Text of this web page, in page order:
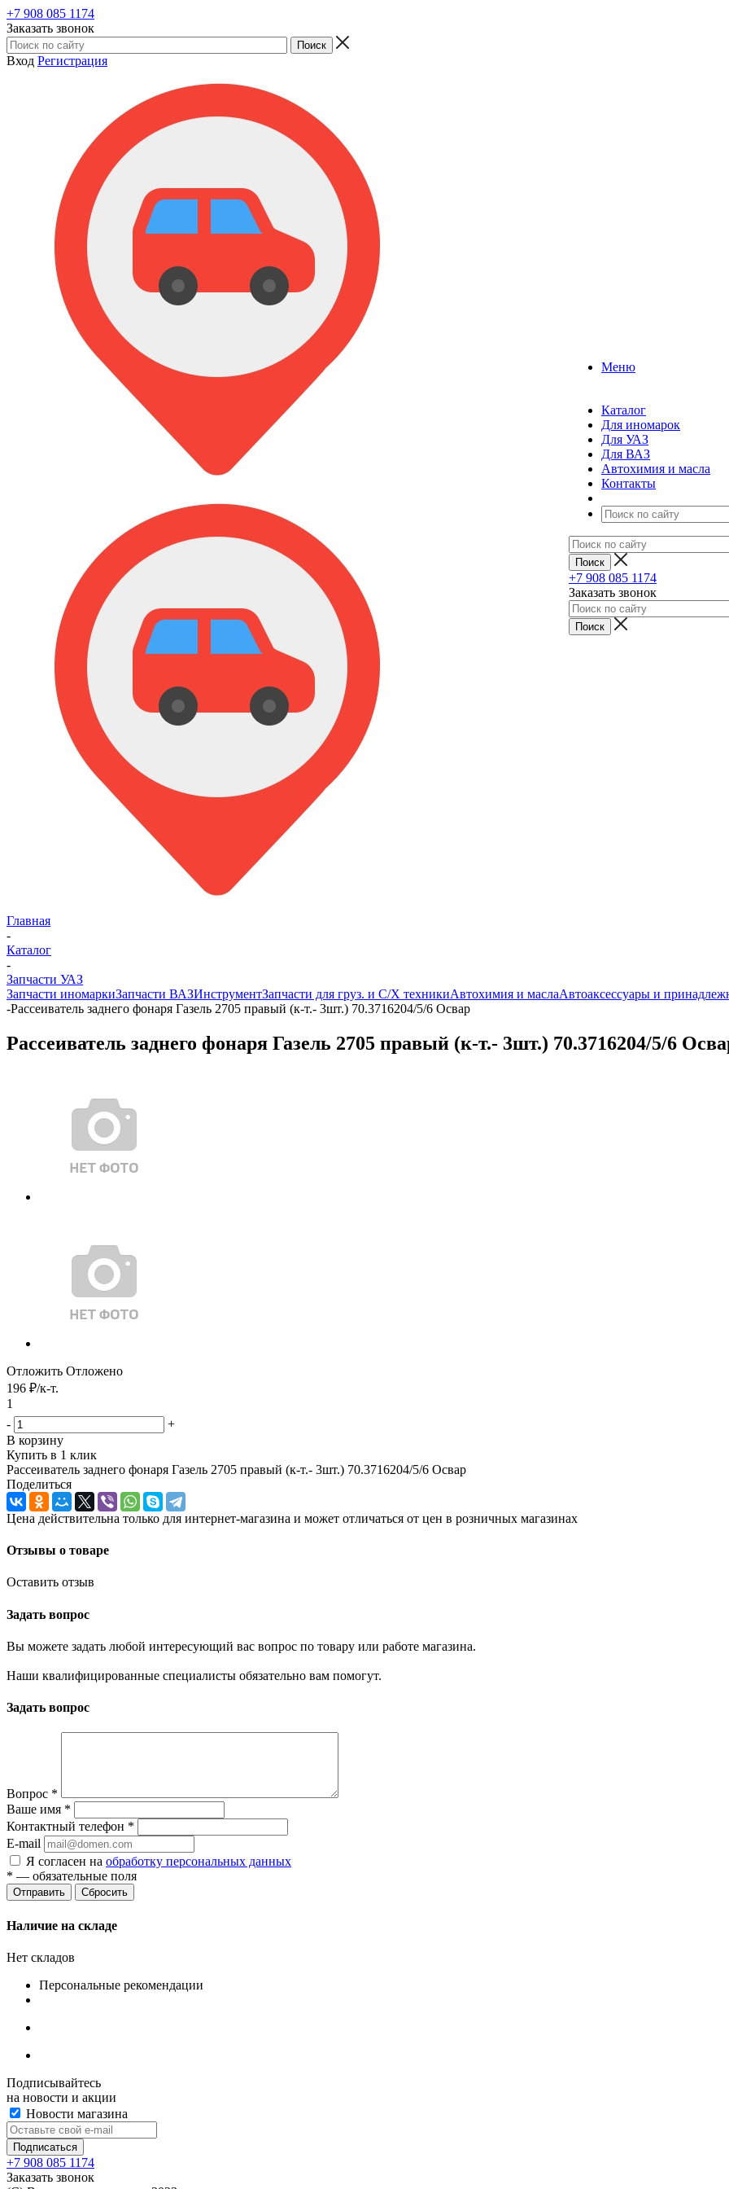
+7 908 085 1174
Заказать звонок
Вход Регистрация
Меню
Каталог
Для иномарок
Для УАЗ
Для ВАЗ
Автохимия и масла
Контакты
+7 908 085 1174
Заказать звонок
Главная
-
Каталог
-
Запчасти УАЗ
Запчасти иномаркиЗапчасти ВАЗИнструментЗапчасти для груз. и С/Х техникиАвтохимия и маслаАвтоаксессуары и
-Рассеиватель заднего фонаря Газель 2705 правый (к-т.- 3шт.) 70.3716204/5/6 Освар
Рассеиватель заднего фонаря Газель 2705 правый (к-т.- 3шт.) 70.3716204/5/6
Отложить Отложено
196 ₽/к-т.
1
-
+
В корзину
Купить в 1 клик
Рассеиватель заднего фонаря Газель 2705 правый (к-т.- 3шт.) 70.3716204/5/6 Освар
Поделиться
Цена действительна только для интернет-магазина и может отличаться от цен в розничных магазинах
Отзывы о товаре
Оставить отзыв
Задать вопрос
Вы можете задать любой интересующий вас вопрос по товару или работе магазина.
Наши квалифицированные специалисты обязательно вам помогут.
Задать вопрос
Вопрос *
Ваше имя *
Контактный телефон *
E-mail
Я согласен на обработку персональных данных
* — обязательные поля
Сбросить
Наличие на складе
Нет складов
Персональные рекомендации
Подписывайтесь
на новости и акции
Новости магазина
+7 908 085 1174
Заказать звонок